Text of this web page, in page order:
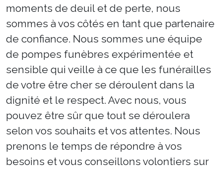
moments de deuil et de perte, nous
sommes à vos côtés en tant que partenaire
de confiance. Nous sommes une équipe
de pompes funèbres expérimentée et
sensible qui veille à ce que les funérailles
de votre être cher se déroulent dans la
dignité et le respect. Avec nous, vous
pouvez être sûr que tout se déroulera
selon vos souhaits et vos attentes. Nous
prenons le temps de répondre à vos
besoins et vous conseillons volontiers sur